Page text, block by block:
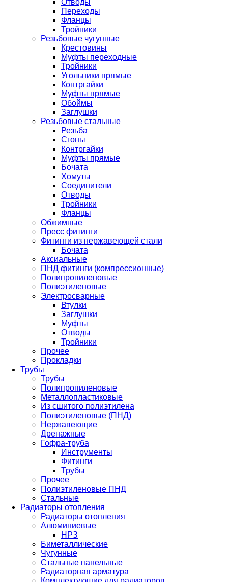
Отводы
Переходы
Фланцы
Тройники
Резьбовые чугунные
Крестовины
Муфты переходные
Тройники
Угольники прямые
Контргайки
Муфты прямые
Обоймы
Заглушки
Резьбовые стальные
Резьба
Сгоны
Контргайки
Муфты прямые
Бочата
Хомуты
Соединители
Отводы
Тройники
Фланцы
Обжимные
Пресс фитинги
Фитинги из нержавеющей стали
Бочата
Аксиальные
ПНД фитинги (компрессионные)
Полипропиленовые
Полиэтиленовые
Электросварные
Втулки
Заглушки
Муфты
Отводы
Тройники
Прочее
Прокладки
Трубы
Трубы
Полипропиленовые
Металлопластиковые
Из сшитого полиэтилена
Полиэтиленовые (ПНД)
Нержавеющие
Дренажные
Гофра-труба
Инструменты
Фитинги
Трубы
Прочее
Полиэтиленовые ПНД
Стальные
Радиаторы отопления
Радиаторы отопления
Алюминиевые
НРЗ
Биметаллические
Чугунные
Стальные панельные
Радиаторная арматура